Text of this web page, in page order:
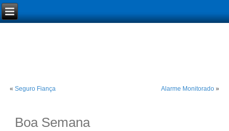
«Seguro Fiança Alarme Monitorado»
Boa Semana